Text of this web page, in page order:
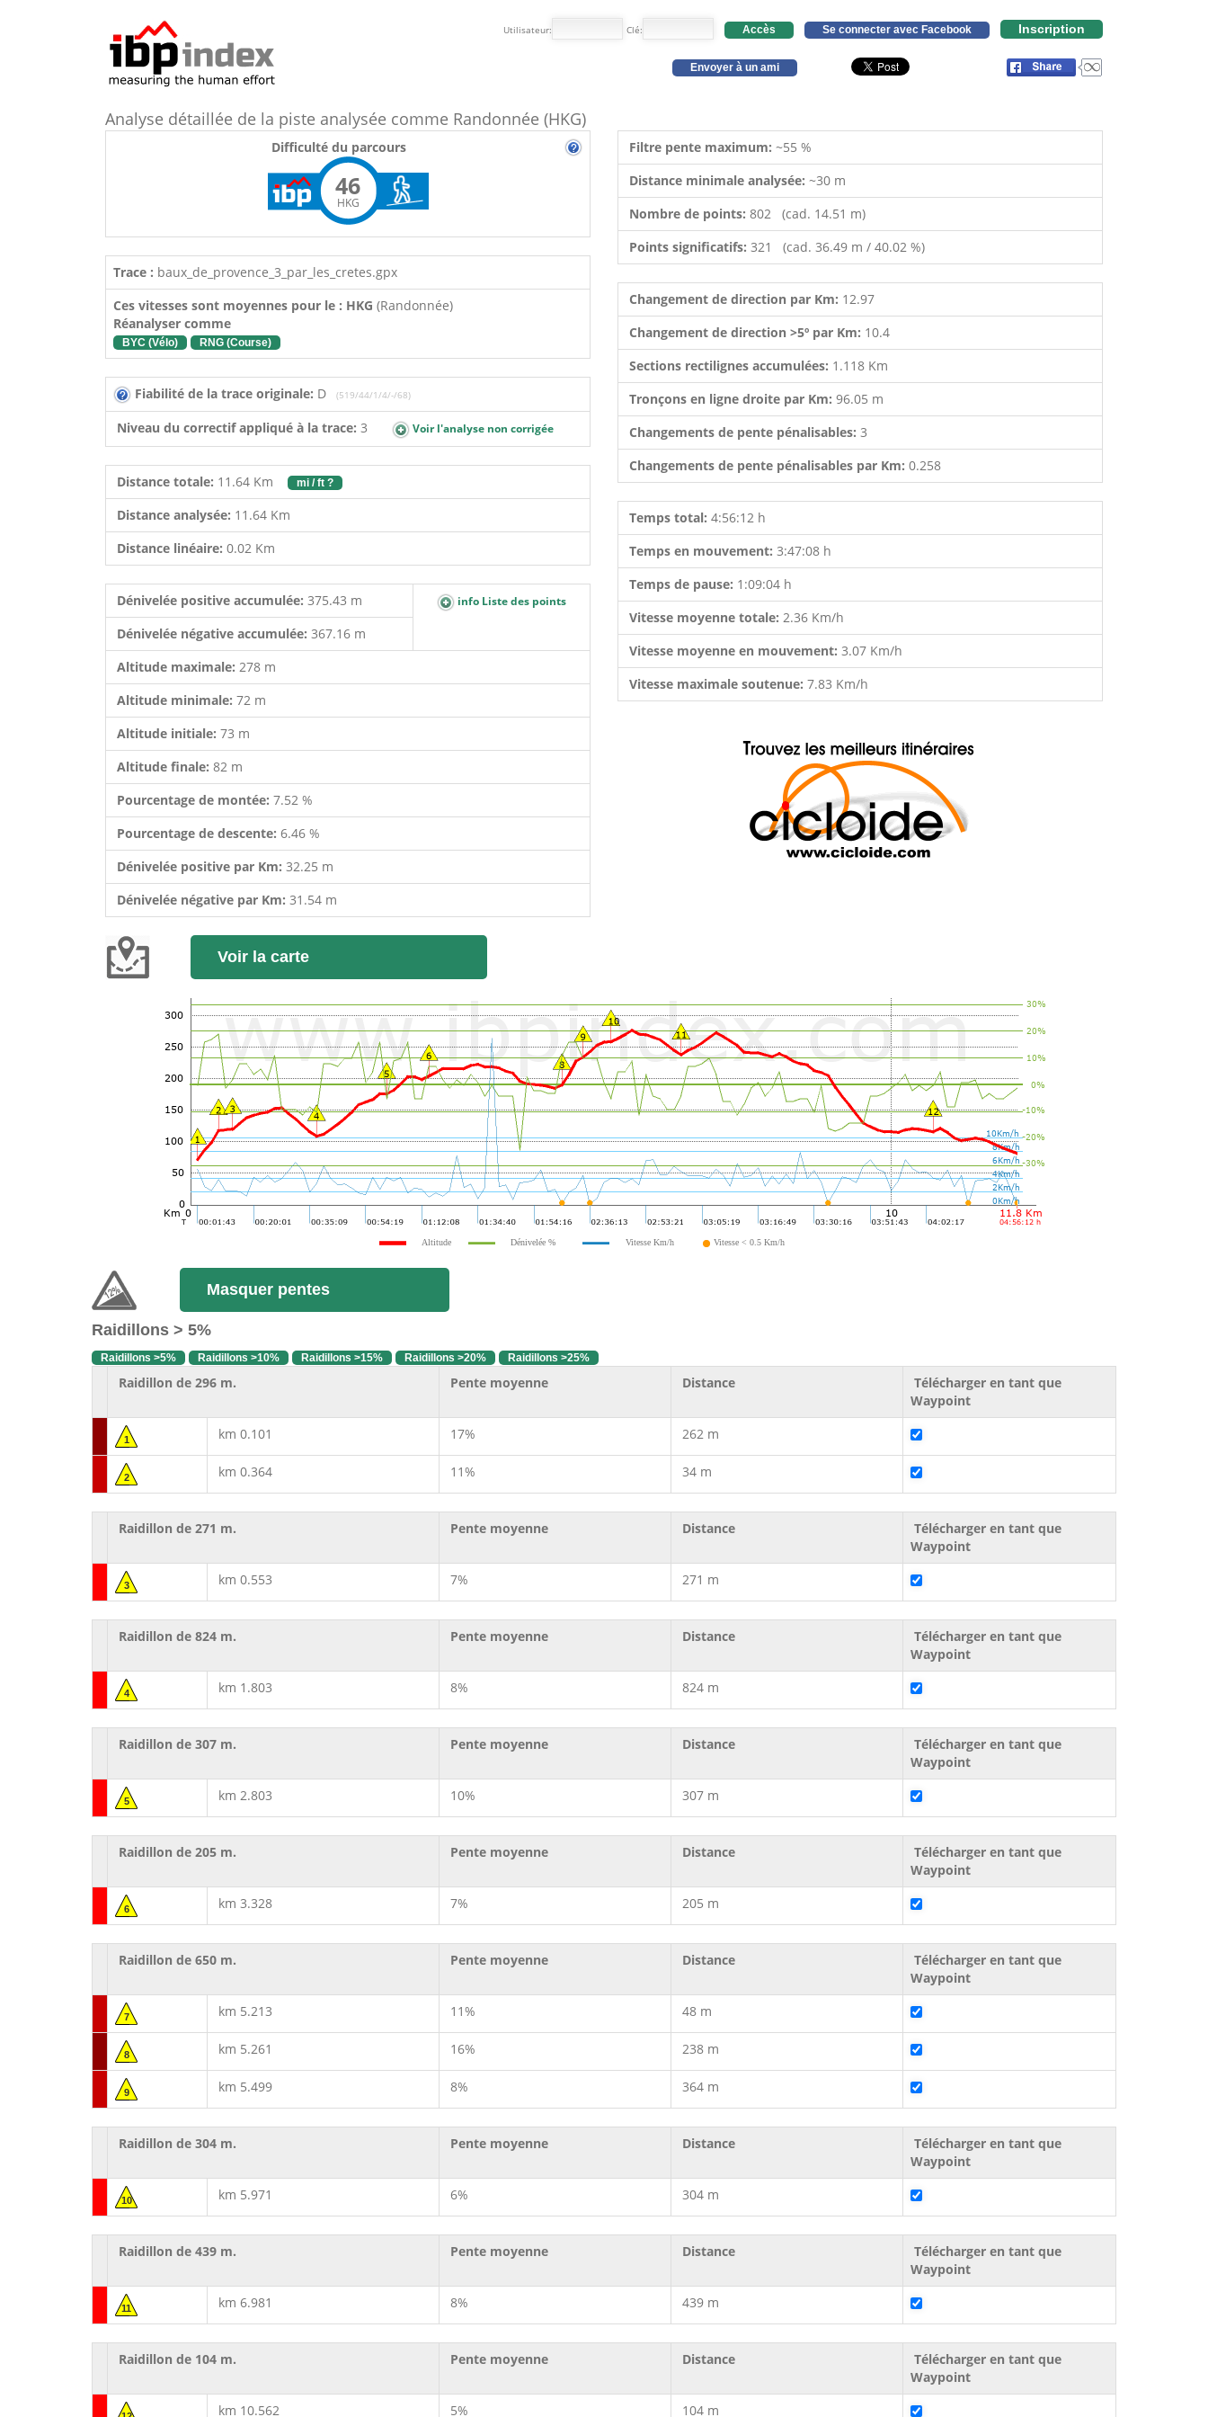
Utilisateur: Clé: Accès Se connecter avec Facebook Inscription
Envoyer à un ami
Analyse détaillée de la piste analysée comme Randonnée (HKG)
Difficulté du parcours
46
HKG
Trace : baux_de_provence_3_par_les_cretes.gpx
Ces vitesses sont moyennes pour le : HKG (Randonnée)
Réanalyser comme
BYC (Vélo) RNG (Course)
Fiabilité de la trace originale: D (519/44/1/4/-/68)
Niveau du correctif appliqué à la trace: 3 Voir l'analyse non corrigée
Distance totale: 11.64 Km mi / ft ?
Distance analysée: 11.64 Km
Distance linéaire: 0.02 Km
Dénivelée positive accumulée: 375.43 m info Liste des points
Dénivelée négative accumulée: 367.16 m
Altitude maximale: 278 m
Altitude minimale: 72 m
Altitude initiale: 73 m
Altitude finale: 82 m
Pourcentage de montée: 7.52 %
Pourcentage de descente: 6.46 %
Dénivelée positive par Km: 32.25 m
Dénivelée négative par Km: 31.54 m
Filtre pente maximum: ~55 %
Distance minimale analysée: ~30 m
Nombre de points: 802 (cad. 14.51 m)
Points significatifs: 321 (cad. 36.49 m / 40.02 %)
Changement de direction par Km: 12.97
Changement de direction >5º par Km: 10.4
Sections rectilignes accumulées: 1.118 Km
Tronçons en ligne droite par Km: 96.05 m
Changements de pente pénalisables: 3
Changements de pente pénalisables par Km: 0.258
Temps total: 4:56:12 h
Temps en mouvement: 3:47:08 h
Temps de pause: 1:09:04 h
Vitesse moyenne totale: 2.36 Km/h
Vitesse moyenne en mouvement: 3.07 Km/h
Vitesse maximale soutenue: 7.83 Km/h
Voir la carte
Altitude Dénivelée % Vitesse Km/h Vitesse < 0.5 Km/h
Masquer pentes
Raidillons > 5%
Raidillons >5% Raidillons >10% Raidillons >15% Raidillons >20% Raidillons >25%
Raidillon de 296 m. Pente moyenne Distance
Télécharger en tant que
Waypoint
1 km 0.101 17% 262 m
2 km 0.364 11% 34 m
Raidillon de 271 m. Pente moyenne Distance
Télécharger en tant que
Waypoint
3 km 0.553 7% 271 m
Raidillon de 824 m. Pente moyenne Distance
Télécharger en tant que
Waypoint
4 km 1.803 8% 824 m
Raidillon de 307 m. Pente moyenne Distance
Télécharger en tant que
Waypoint
5 km 2.803 10% 307 m
Raidillon de 205 m. Pente moyenne Distance
Télécharger en tant que
Waypoint
6 km 3.328 7% 205 m
Raidillon de 650 m. Pente moyenne Distance
Télécharger en tant que
Waypoint
7 km 5.213 11% 48 m
8 km 5.261 16% 238 m
9 km 5.499 8% 364 m
Raidillon de 304 m. Pente moyenne Distance
Télécharger en tant que
Waypoint
10 km 5.971 6% 304 m
Raidillon de 439 m. Pente moyenne Distance
Télécharger en tant que
Waypoint
11 km 6.981 8% 439 m
Raidillon de 104 m. Pente moyenne Distance
Télécharger en tant que
Waypoint
km 10.562 5% 104 m